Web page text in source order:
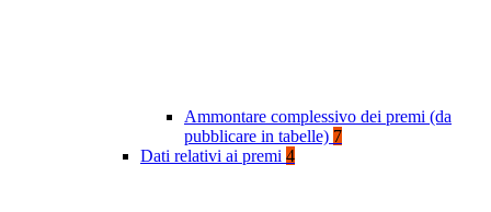
Ammontare complessivo dei premi (da
pubblicare in tabelle) 7
Dati relativi ai premi 4